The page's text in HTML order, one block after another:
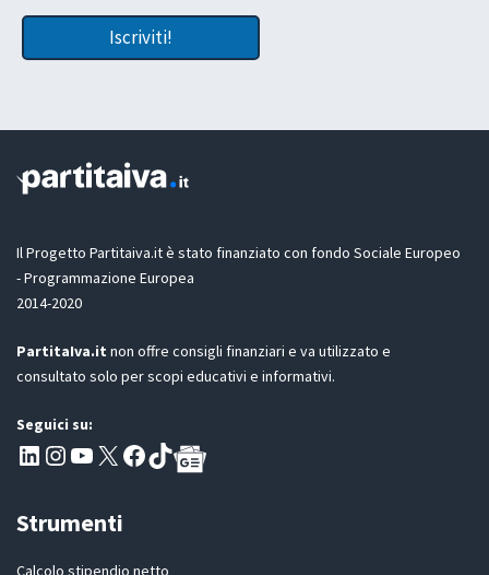
l
c
t
n
D
R
*
Iscriviti!
Il Progetto Partitaiva.it è stato finanziato con fondo Sociale Europeo
- Programmazione Europea
2014-2020
PartitaIva.it non offre consigli finanziari e va utilizzato e
consultato solo per scopi educativi e informativi.
Seguici su:
Pagina LinkedIn PartitaIva
Instagram
Canale YouTube Evoluzione - Partitaiva.it
X Segui PartitaIva su Facebook
TikTok
Strumenti
Calcolo stipendio netto